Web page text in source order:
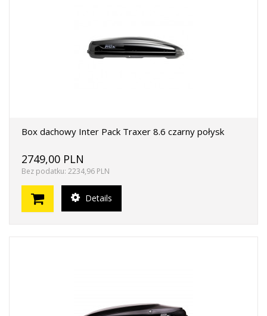
Box dachowy Inter Pack Traxer 8.6 czarny połysk
2749,00 PLN
Bez podatku: 2234,96 PLN
Details